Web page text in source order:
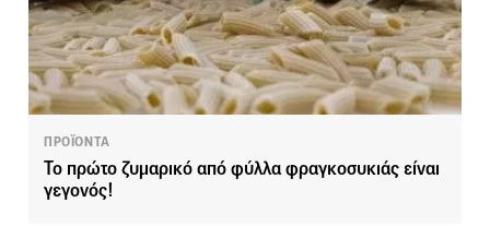
ΠΡΟΪΟΝΤΑ
Το πρώτο ζυμαρικό από φύλλα φραγκοσυκιάς είναι
γεγονός!